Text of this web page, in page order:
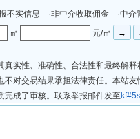
实信息 ·非中介收取佣金 ·中介
㎡
元/㎡
实性、准确性、合法性和最终解
对交易结果承担法律责任。本站
完成了审核。联系举报邮件发至